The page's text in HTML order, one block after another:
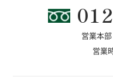
営業本
営業